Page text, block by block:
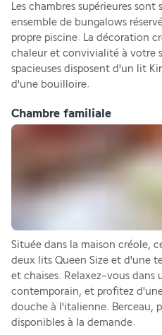
Les chambres supérieures
ensemble de bungalows
propre piscine. La décoration
chaleur et convivialité à votre
spacieuses disposent d'un lit
d'une bouilloire.
Chambre familiale
Située dans la maison créole,
deux lits Queen Size et d'une
et chaises. Relaxez-vous dans
contemporain, et profitez
douche à l'italienne. Berceau,
disponibles à la demande.